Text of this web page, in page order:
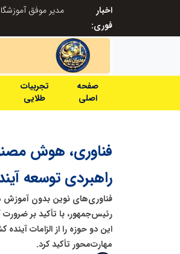
اخبار
فوری:
صفحه
اصلی
تجربیات
طلایی
فناوری، هوش
راهبردی توسعه
فناوری‌های نوین بدون آموزش
رئیس‌جمهور، با تأکید بر
این دو حوزه را از الزامات
مهارت‌محور تأکید کرد.